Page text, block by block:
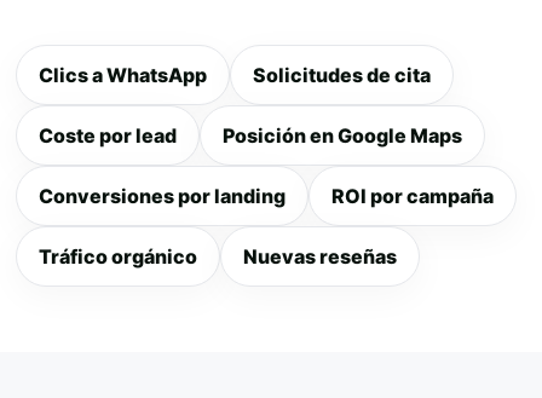
Clics a WhatsApp Solicitudes de cita
Coste por lead Posición en Google Maps
Conversiones por landing ROI por campaña
Tráfico orgánico Nuevas reseñas